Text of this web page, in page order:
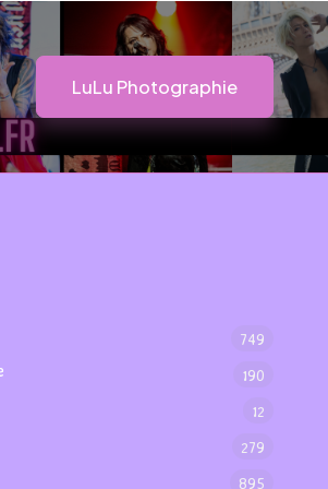
LuLu Photographie
749
190
12
279
895